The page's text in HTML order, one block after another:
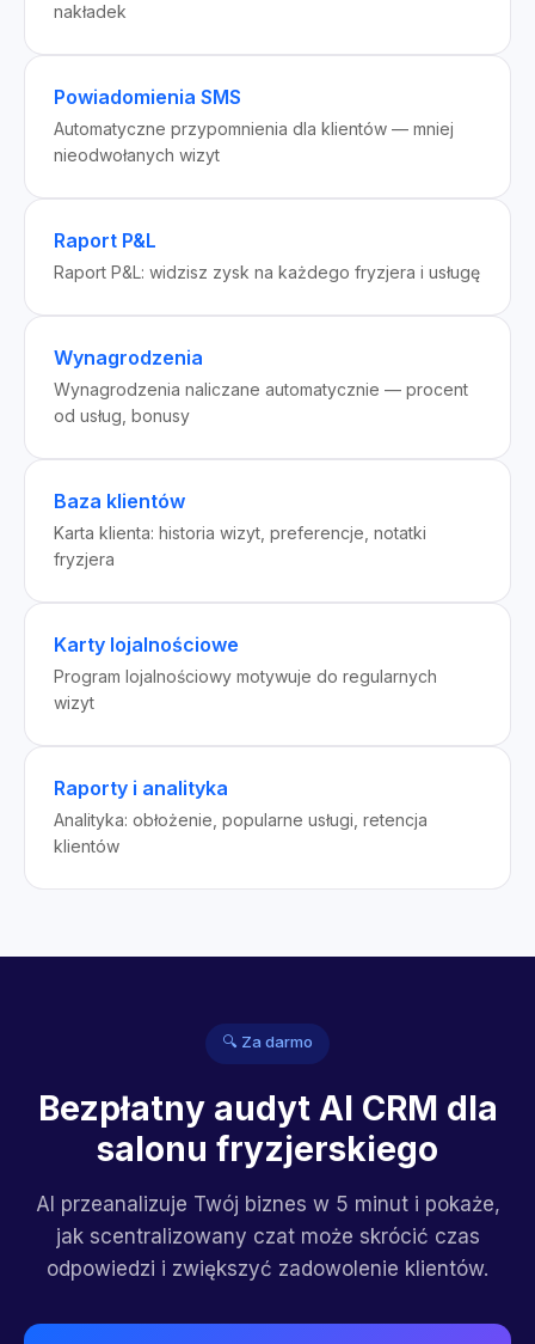
nakładek
Powiadomienia SMS
Automatyczne przypomnienia dla klientów — mniej
nieodwołanych wizyt
Raport P&L
Raport P&L: widzisz zysk na każdego fryzjera i usługę
Wynagrodzenia
Wynagrodzenia naliczane automatycznie — procent
od usług, bonusy
Baza klientów
Karta klienta: historia wizyt, preferencje, notatki
fryzjera
Karty lojalnościowe
Program lojalnościowy motywuje do regularnych
wizyt
Raporty i analityka
Analityka: obłożenie, popularne usługi, retencja
klientów
🔍 Za darmo
Bezpłatny audyt AI CRM dla
salonu fryzjerskiego
AI przeanalizuje Twój biznes w 5 minut i pokaże,
jak scentralizowany czat może skrócić czas
odpowiedzi i zwiększyć zadowolenie klientów.